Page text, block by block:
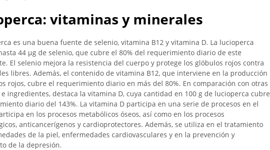
vitaminas y minerales
es una buena fuente de selenio, vitamina B12 y vitamina D. La lucioperca
44 µg de selenio, que cubre el 80% del requerimiento diario de este
El selenio mejora la resistencia del cuerpo y protege los glóbulos rojos contra
libres. Además, el contenido de vitamina B12, que interviene en la producción
rojos, cubre el requerimiento diario en más del 80%. En comparación con otras
ingredientes, destaca la vitamina D, cuya cantidad en 100 g de lucioperca cubre
diario del 143%. La vitamina D participa en una serie de procesos en el
en los procesos metabólicos óseos, así como en los procesos
anticancerígenos y cardioprotectores. Además, se utiliza en el tratamiento
de la piel, enfermedades cardiovasculares y en la prevención y
de la depresión.